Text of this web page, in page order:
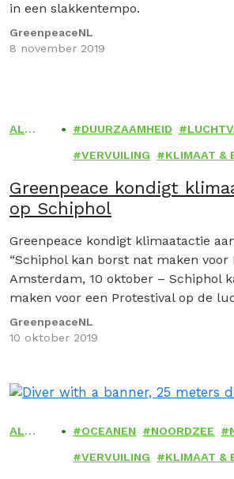
in een slakkentempo.
GreenpeaceNL
8 november 2019
ALGE
DUURZAAMHEID
VERVUILING KLIMAAT &
Greenpeace kondigt
op Schiphol
Greenpeace kondigt klimaatactie
“Schiphol kan borst nat maken voor
Amsterdam, 10 oktober – Schiphol
maken voor een Protestival op de
Greenpeace…
GreenpeaceNL
10 oktober 2019
ALGE
OCEANEN NOORDZEE
VERVUILING KLIMAAT &